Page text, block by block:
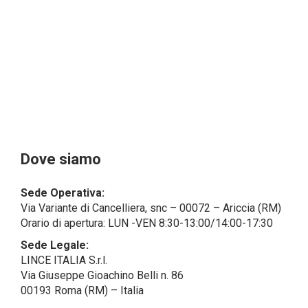
Alcuni segmenti dell’attività richiesta potrebbero
l’espletamento di alcune attività determinate a
società esterne che presentano le garanzie richieste
dal GDPR, abilitandole e a compiere
operazioni determinate per conto di LINCE ITALIA e
conformemente alle istruzioni fornite da
quest’ultima sulla base di specifico accordo per la
gestione dei dati.
Dove siamo
Sede Operativa:
Via Variante di Cancelliera, snc – 00072 – Ariccia (RM)
Orario di apertura: LUN -VEN 8:30-13:00/14:00-17:30
Sede Legale:
LINCE ITALIA S.r.l.
Via Giuseppe Gioachino Belli n. 86
00193 Roma (RM) – Italia